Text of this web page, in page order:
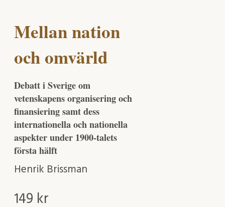
Mellan nation
och omvärld
Debatt i Sverige om
vetenskapens organisering och
finansiering samt dess
internationella och nationella
aspekter under 1900-talets
första hälft
Henrik Brissman
149 kr